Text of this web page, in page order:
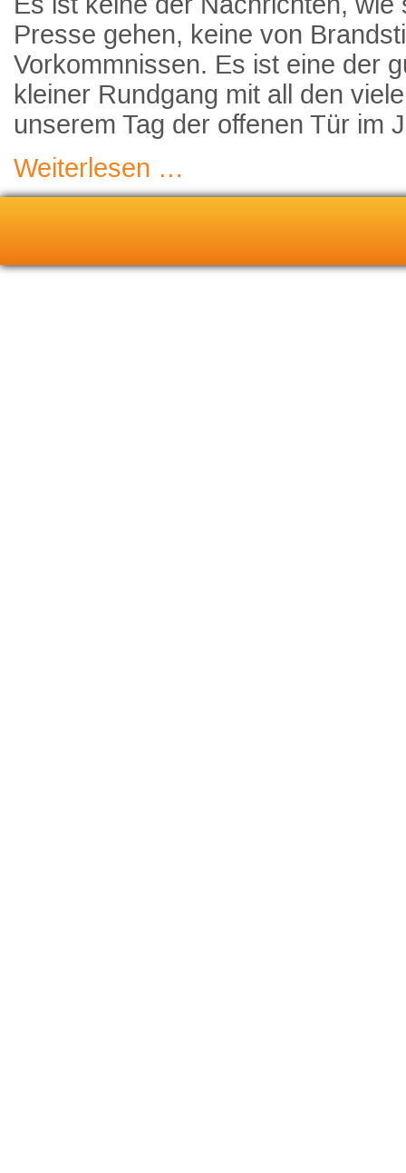
Presse gehen, keine von
Vorkommnissen. Es ist eine der
kleiner Rundgang mit all den
unserem Tag der offenen Tür im
Weiterlesen …